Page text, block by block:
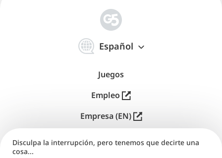
Español
体
中
Juegos
Empleo
Empresa (EN)
Editores (EN)
Disculpa la interrupción, pero tenemos que decirte una
cosa...